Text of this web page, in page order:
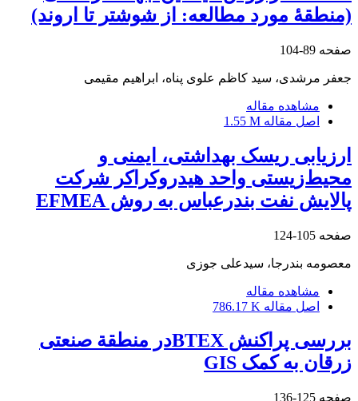
(منطقۀ مورد مطالعه: از شوشتر تا اروند)
صفحه 89-104
جعفر مرشدی، سید کاظم علوی پناه، ابراهیم مقیمی
مشاهده مقاله
اصل مقاله 1.55 M
ارزیابی ریسک بهداشتی، ایمنی و
محیط‌زیستی واحد هیدروکراکر شرکت
پالایش نفت بندرعباس به روش EFMEA
صفحه 105-124
معصومه بندرجا، سیدعلی جوزی
مشاهده مقاله
اصل مقاله 786.17 K
بررسی پراکنش BTEXدر منطقة صنعتی
زرقان به کمک GIS
صفحه 125-136